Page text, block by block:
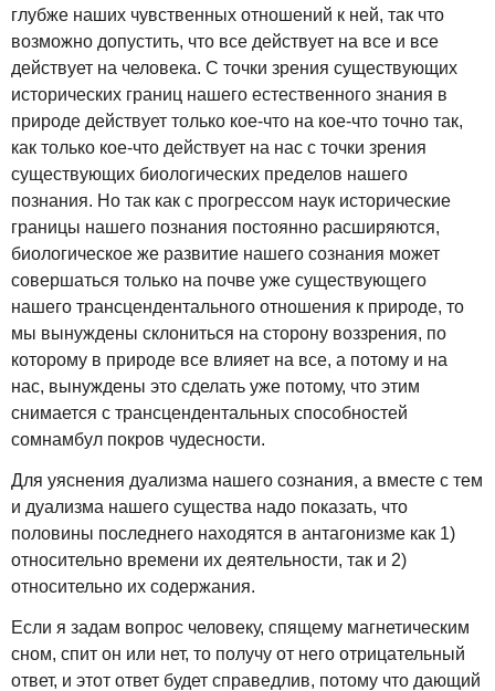
глубже наших чувственных отношений к ней, так что
возможно допустить, что все действует на все и все
действует на человека. С точки зрения существующих
исторических границ нашего естественного знания в
природе действует только кое-что на кое-что точно так,
как только кое-что действует на нас с точки зрения
существующих биологических пределов нашего
познания. Но так как с прогрессом наук исторические
границы нашего познания постоянно расширяются,
биологическое же развитие нашего сознания может
совершаться только на почве уже существующего
нашего трансцендентального отношения к природе, то
мы вынуждены склониться на сторону воззрения, по
которому в природе все влияет на все, а потому и на
нас, вынуждены это сделать уже потому, что этим
снимается с трансцендентальных способностей
сомнамбул покров чудесности.
Для уяснения дуализма нашего сознания, а вместе с тем
и дуализма нашего существа надо показать, что
половины последнего находятся в антагонизме как 1)
относительно времени их деятельности, так и 2)
относительно их содержания.
Если я задам вопрос человеку, спящему магнетическим
сном, спит он или нет, то получу от него отрицательный
ответ, и этот ответ будет справедлив, потому что дающий